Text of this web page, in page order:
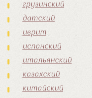
грузинский
датский
иврит
испанский
итальянский
казахский
китайский